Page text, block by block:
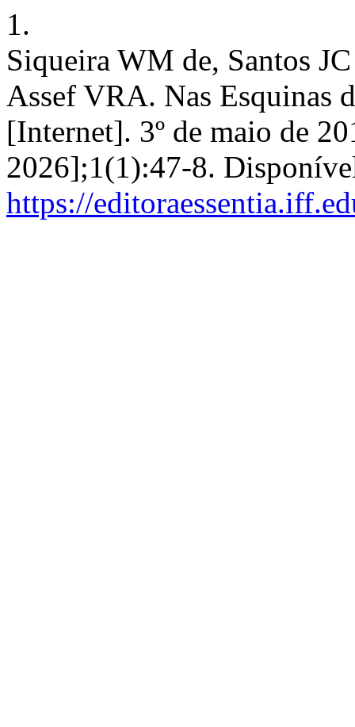
1.
Siqueira WM de, Santos
Assef VRA. Nas Esquinas
[Internet]. 3º de maio de
2026];1(1):47-8.
https://